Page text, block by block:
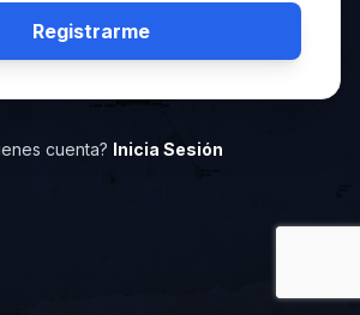
Registrarme
cuenta? Inicia Sesión